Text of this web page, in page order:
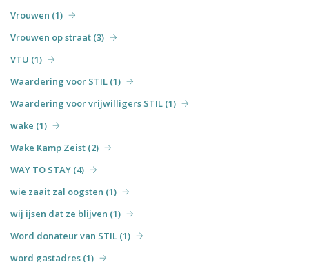
Vrouwen (1)
Vrouwen op straat (3)
VTU (1)
Waardering voor STIL (1)
Waardering voor vrijwilligers STIL (1)
wake (1)
Wake Kamp Zeist (2)
WAY TO STAY (4)
wie zaait zal oogsten (1)
wij ijsen dat ze blijven (1)
Word donateur van STIL (1)
word gastadres (1)